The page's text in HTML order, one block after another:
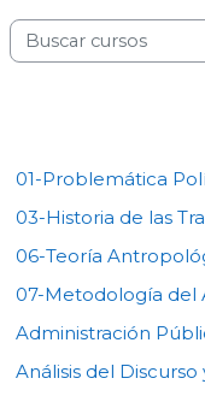
Buscar cursos
01-Problemática
03-Historia de las
06-Teoría
07-Metodología del
Administración
Análisis del